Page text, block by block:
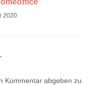
2020
Kommentar abgeben zu